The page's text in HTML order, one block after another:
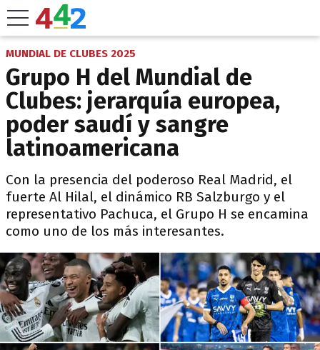
MUNDIAL DE CLUBES 2025
Grupo H del Mundial de
Clubes: jerarquía europea,
poder saudí y sangre
latinoamericana
Con la presencia del poderoso Real Madrid, el
fuerte Al Hilal, el dinámico RB Salzburgo y el
representativo Pachuca, el Grupo H se encamina
como uno de los más interesantes.